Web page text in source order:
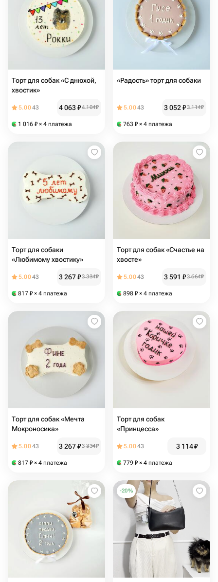
Торт для собак «С днюхой,
хвостик»
5.0043 4 063₽4 104₽
1 016 ₽ × 4 платежа
«Радость» торт для собаки
5.0043 3 052₽3 114₽
763 ₽ × 4 платежа
Торт для собаки
«Любимому хвостику»
5.0043 3 267₽3 334₽
817 ₽ × 4 платежа
Торт для собак «Счастье на
хвосте»
5.0043 3 591 ₽3 664₽
898 ₽ × 4 платежа
Торт для собак «Мечта
Мокроносика»
5.0043 3 267₽3 334₽
817 ₽ × 4 платежа
Торт для собак
«Принцесса»
5.0043 3 114₽
779 ₽ × 4 платежа
-20%